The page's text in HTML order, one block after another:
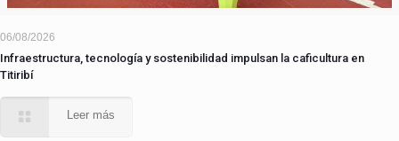
06/08/2026
Infraestructura, tecnología y sostenibilidad impulsan la caficultura en
Titiribí
Leer más